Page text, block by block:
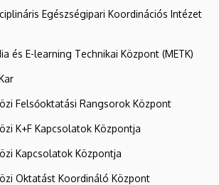
Egészségipari Koordinációs Intézet
és E-learning Technikai Központ (METK)
Felsőoktatási Rangsorok Központ
K+F Kapcsolatok Központja
Kapcsolatok Központja
Oktatást Koordináló Központ